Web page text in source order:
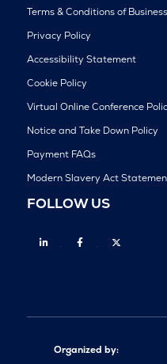
Terms & Conditions of
Privacy Policy
Accessibility Statement
Cookie Policy
Virtual Online Conference
Notice and Take Down Policy
Payment FAQs
Modern Slavery Act
FOLLOW US
Linkedin Facebook
Organized by: